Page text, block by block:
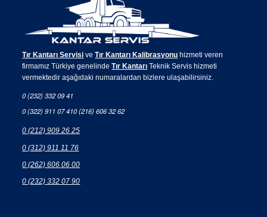
Tır Kantarı Servisi veTır Kantarı Kalibrasyonu hizmeti veren
firmamız Türkiye genelindeTır Kantarı Teknik Servis hizmeti
vermektedir aşağıdaki numaralardan bizlere ulaşabilirsiniz.
0 (232) 332 09 41
0 (322) 911 07 410 (216) 606 32 62
0 (212) 909 26 25
0 (312) 911 11 76
0 (262) 606 06 00
0 (232) 332 07 90